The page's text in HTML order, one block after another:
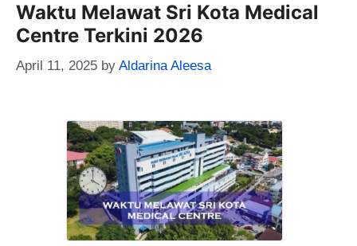
Waktu Melawat Sri Kota Medical
Centre Terkini 2026
April 11, 2025 by Aldarina Aleesa